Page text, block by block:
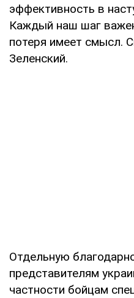
эффективность в
Каждый наш шаг
потеря имеет смысл.
Зеленский.
Отдельную
представителям
частности бойцам